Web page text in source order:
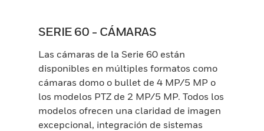
SERIE 60 - CÁMARAS
Las cámaras de la Serie 60 están
disponibles en múltiples formatos como
cámaras domo o bullet de 4 MP/5 MP o
los modelos PTZ de 2 MP/5 MP. Todos los
modelos ofrecen una claridad de imagen
excepcional, integración de sistemas